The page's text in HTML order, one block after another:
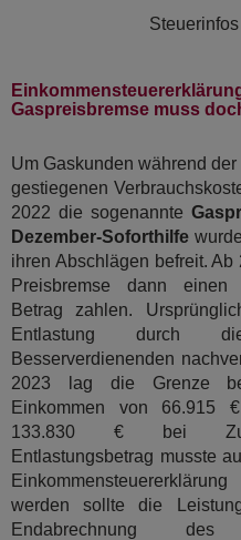
Gaspreisbremse muss
Um Gaskunden während
gestiegenen
2022 die sogenannte
Dezember-Soforthilfe
ihren Abschlägen befreit.
Preisbremse dann einen
Betrag zahlen.
Entlastung durch
Besserverdienenden
2023 lag die Grenze
Einkommen von 66.915
133.830 € bei
Entlastungsbetrag musste
werden sollte die
Endabrechnung des